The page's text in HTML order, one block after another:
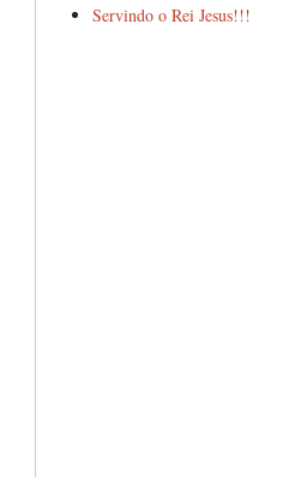
Servindo o Rei Jesus!!!